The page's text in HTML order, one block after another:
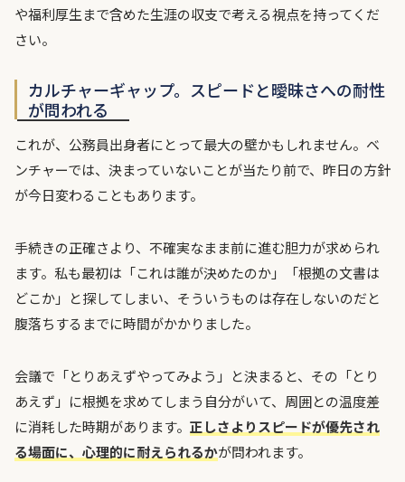
や福利厚生まで含めた生涯の収支で考える視点を持ってくだ
さい。
カルチャーギャップ。スピードと曖昧さへの耐性
が問われる
これが、公務員出身者にとって最大の壁かもしれません。ベ
ンチャーでは、決まっていないことが当たり前で、昨日の方針
が今日変わることもあります。
手続きの正確さより、不確実なまま前に進む胆力が求められ
ます。私も最初は「これは誰が決めたのか」「根拠の文書は
どこか」と探してしまい、そういうものは存在しないのだと
腹落ちするまでに時間がかかりました。
会議で「とりあえずやってみよう」と決まると、その「とり
あえず」に根拠を求めてしまう自分がいて、周囲との温度差
に消耗した時期があります。 正しさよりスピードが優先され
る場面に、心理的に耐えられるかが問われます。